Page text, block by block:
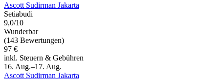
Ascott Sudirman Jakarta
Setiabudi
9,0/10
Wunderbar
(143 Bewertungen)
97 €
inkl. Steuern & Gebühren
16. Aug.–17. Aug.
Ascott Sudirman Jakarta